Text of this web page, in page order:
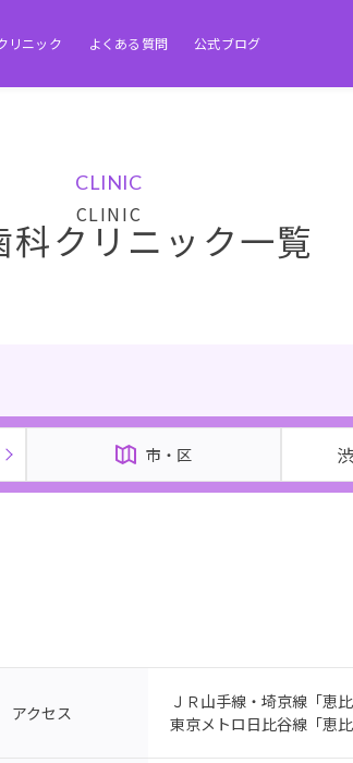
リニック よくある質問 公式ブログ
CLINIC
科クリニック一覧
市・区
アクセス
ＪＲ山手線・埼京線「恵
東京メトロ日比谷線「恵